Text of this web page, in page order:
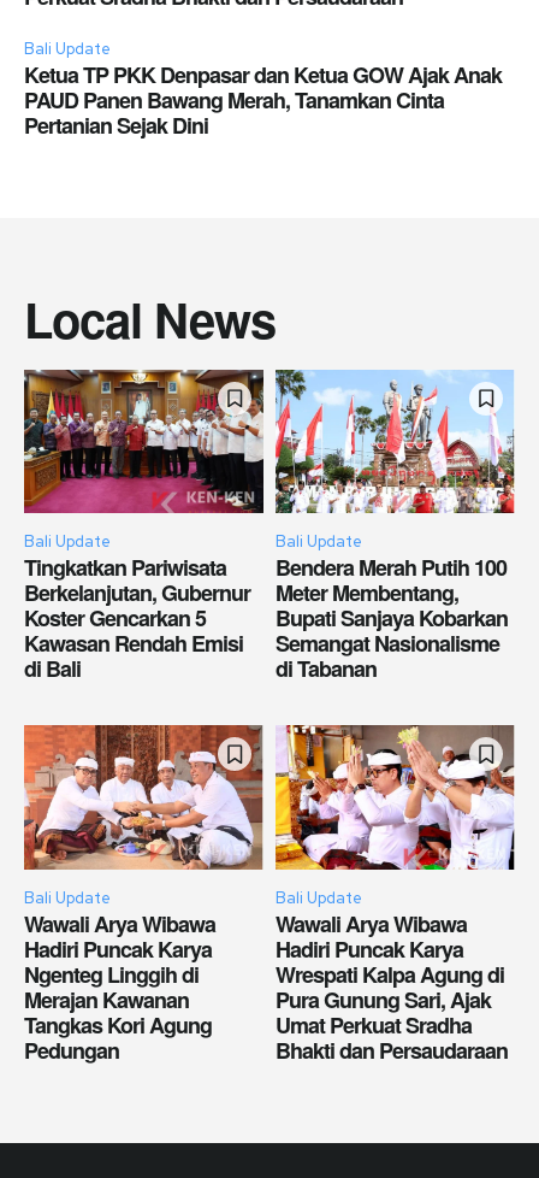
Bali Update
Ketua TP PKK Denpasar dan Ketua GOW Ajak Anak
PAUD Panen Bawang Merah, Tanamkan Cinta
Pertanian Sejak Dini
Local News
Bali Update
Tingkatkan Pariwisata
Berkelanjutan, Gubernur
Koster Gencarkan 5
Kawasan Rendah Emisi
di Bali
Bali Update
Bendera Merah Putih 100
Meter Membentang,
Bupati Sanjaya Kobarkan
Semangat Nasionalisme
di Tabanan
Bali Update
Wawali Arya Wibawa
Hadiri Puncak Karya
Ngenteg Linggih di
Merajan Kawanan
Tangkas Kori Agung
Pedungan
Bali Update
Wawali Arya Wibawa
Hadiri Puncak Karya
Wrespati Kalpa Agung di
Pura Gunung Sari, Ajak
Umat Perkuat Sradha
Bhakti dan Persaudaraan